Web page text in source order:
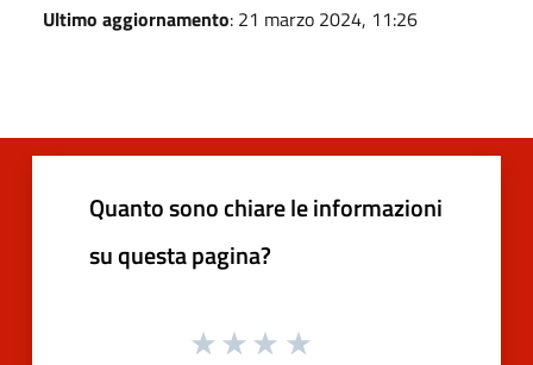
Ultimo aggiornamento: 21 marzo 2024, 11:26
Quanto sono chiare le informazioni
su questa pagina?